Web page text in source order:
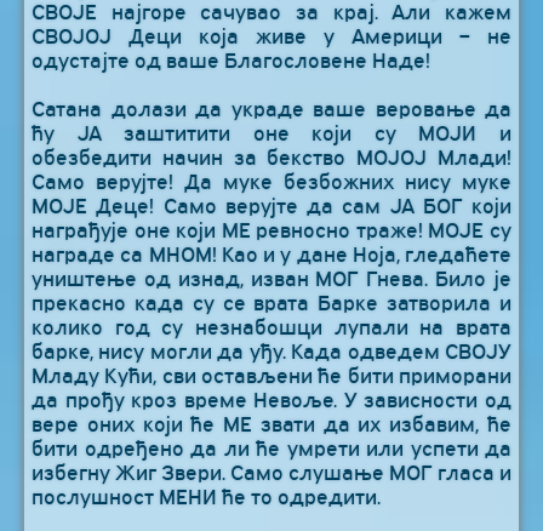
СВОЈЕ најгоре сачувао за крај. Али кажем
СВОЈОЈ Деци која живе у Америци – не
одустајте од ваше Благословене Наде!
Сатана долази да украде ваше веровање да
ћу ЈА заштитити оне који су МОЈИ и
обезбедити начин за бекство МОЈОЈ Млади!
Само верујте! Да муке безбожних нису муке
МОЈЕ Деце! Само верујте да сам ЈА БОГ који
награђује оне који МЕ ревносно траже! МОЈЕ су
награде са МНОМ! Као и у дане Ноја, гледаћете
уништење од изнад, изван МОГ Гнева. Било је
прекасно када су се врата Барке затворила и
колико год су незнабошци лупали на врата
барке, нису могли да уђу. Када одведем СВОЈУ
Младу Кући, сви остављени ће бити приморани
да прођу кроз време Невоље. У зависности од
вере оних који ће МЕ звати да их избавим, ће
бити одређено да ли ће умрети или успети да
избегну Жиг Звери. Само слушање МОГ гласа и
послушност МЕНИ ће то одредити.